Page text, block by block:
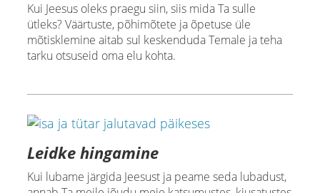
Kui Jeesus oleks praegu siin, siis mida Ta sulle
ütleks? Väärtuste, põhimõtete ja õpetuse üle
mõtisklemine aitab sul keskenduda Temale ja teha
tarku otsuseid oma elu kohta.
Leidke hingamine
Kui lubame järgida Jeesust ja peame seda lubadust,